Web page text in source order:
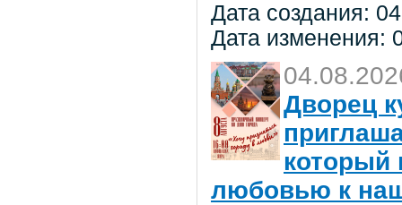
Дата создания:
Дата изменения:
Дворец
который
любовью к